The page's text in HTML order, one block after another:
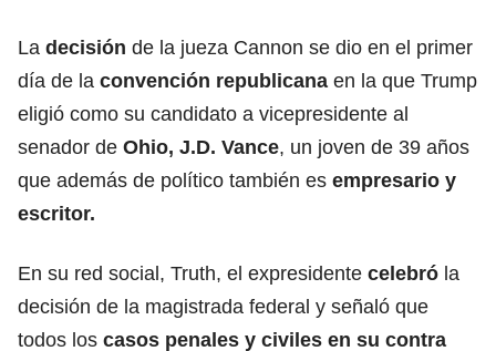
La decisión de la jueza Cannon se dio en el primer
día de la convención republicana en la que Trump
eligió como su candidato a vicepresidente al
senador de Ohio, J.D. Vance, un joven de 39 años
que además de político también es empresario y
escritor.
En su red social, Truth, el expresidente celebró la
decisión de la magistrada federal y señaló que
todos los casos penales y civiles en su contra